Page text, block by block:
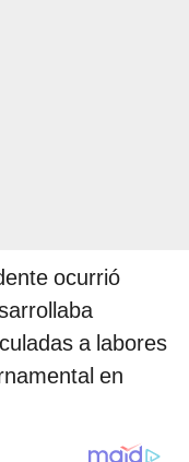
ocurrió
a labores
en